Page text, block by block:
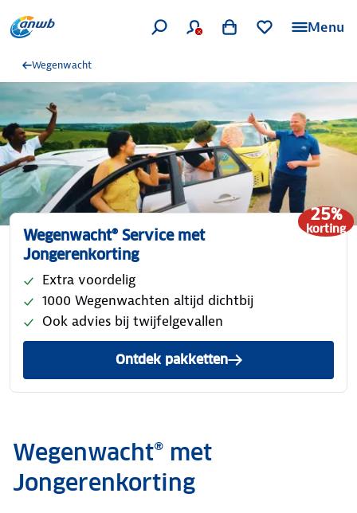
Menu
Wegenwacht
25%
korting
Wegenwacht® Service met
Jongerenkorting
Extra voordelig
1000 Wegenwachten altijd dichtbij
Ook advies bij twijfelgevallen
Ontdek pakkettenmet Jongerenkorting
Wegenwacht® met
Jongerenkorting